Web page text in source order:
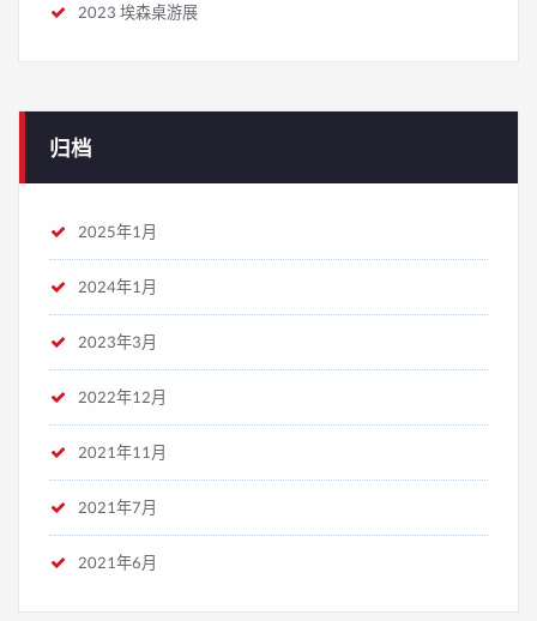
2023 埃森桌游展
归档
2025年1月
2024年1月
2023年3月
2022年12月
2021年11月
2021年7月
2021年6月